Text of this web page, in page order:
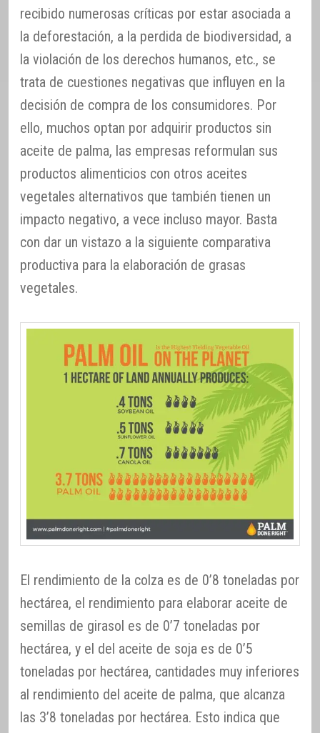
recibido numerosas críticas por estar asociada a
la deforestación, a la perdida de biodiversidad, a
la violación de los derechos humanos, etc., se
trata de cuestiones negativas que influyen en la
decisión de compra de los consumidores. Por
ello, muchos optan por adquirir productos sin
aceite de palma, las empresas reformulan sus
productos alimenticios con otros aceites
vegetales alternativos que también tienen un
impacto negativo, a vece incluso mayor. Basta
con dar un vistazo a la siguiente comparativa
productiva para la elaboración de grasas
vegetales.
El rendimiento de la colza es de 0’8 toneladas por
hectárea, el rendimiento para elaborar aceite de
semillas de girasol es de 0’7 toneladas por
hectárea, y el del aceite de soja es de 0’5
toneladas por hectárea, cantidades muy inferiores
al rendimiento del aceite de palma, que alcanza
las 3’8 toneladas por hectárea. Esto indica que